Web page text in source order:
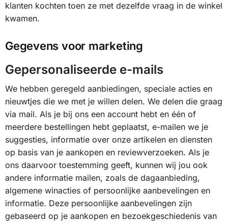
klanten kochten toen ze met dezelfde vraag in de winkel
kwamen.
Gegevens voor marketing
Gepersonaliseerde e-mails
We hebben geregeld aanbiedingen, speciale acties en
nieuwtjes die we met je willen delen. We delen die graag
via mail. Als je bij ons een account hebt en één of
meerdere bestellingen hebt geplaatst, e-mailen we je
suggesties, informatie over onze artikelen en diensten
op basis van je aankopen en reviewverzoeken. Als je
ons daarvoor toestemming geeft, kunnen wij jou ook
andere informatie mailen, zoals de dagaanbieding,
algemene winacties of persoonlijke aanbevelingen en
informatie. Deze persoonlijke aanbevelingen zijn
gebaseerd op je aankopen en bezoekgeschiedenis van